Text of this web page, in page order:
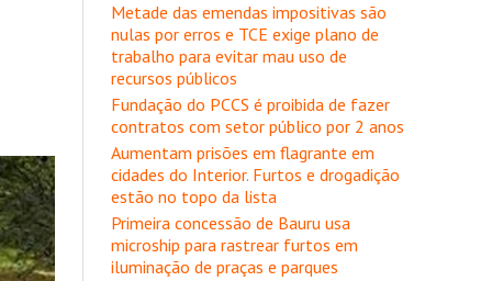
Metade das emendas impositivas são
nulas por erros e TCE exige plano de
trabalho para evitar mau uso de
recursos públicos
Fundação do PCCS é proibida de fazer
contratos com setor público por 2 anos
Aumentam prisões em flagrante em
cidades do Interior. Furtos e drogadição
estão no topo da lista
Primeira concessão de Bauru usa
microship para rastrear furtos em
iluminação de praças e parques